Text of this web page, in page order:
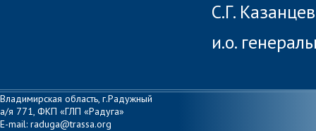
С.Г.
и.о.
Владимирская область, г.Радужный
а/я 771, ФКП «ГЛП «Радуга»
E-mail: raduga@trassa.org